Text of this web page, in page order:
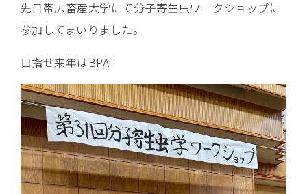
先日帯広畜産大学にて分子寄生虫ワークショップに
参加してまいりました。
目指せ来年はBPA！